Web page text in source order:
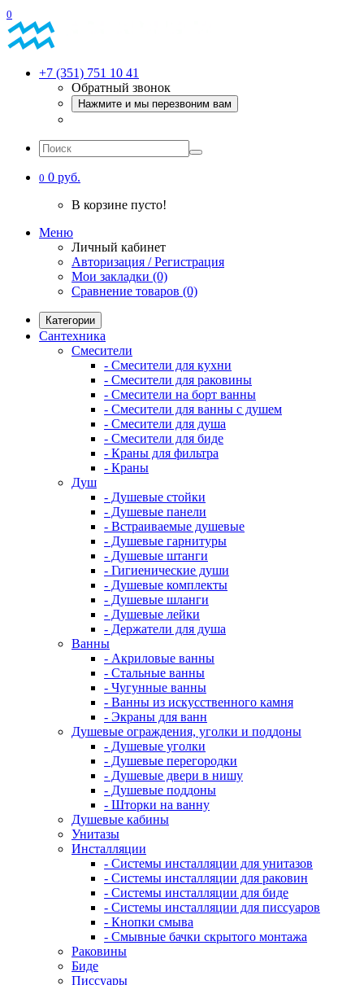
0
+7 (351) 751 10 41
Обратный звонок
Нажмите и мы перезвоним вам
0 0 руб.
В корзине пусто!
Меню
Личный кабинет
Авторизация / Регистрация
Мои закладки (0)
Сравнение товаров (0)
Категории
Сантехника
Смесители
- Смесители для кухни
- Смесители для раковины
- Смесители на борт ванны
- Смесители для ванны с душем
- Смесители для душа
- Смесители для биде
- Краны для фильтра
- Краны
Душ
- Душевые стойки
- Душевые панели
- Встраиваемые душевые
- Душевые гарнитуры
- Душевые штанги
- Гигиенические души
- Душевые комплекты
- Душевые шланги
- Душевые лейки
- Держатели для душа
Ванны
- Акриловые ванны
- Стальные ванны
- Чугунные ванны
- Ванны из искусственного камня
- Экраны для ванн
Душевые ограждения, уголки и поддоны
- Душевые уголки
- Душевые перегородки
- Душевые двери в нишу
- Душевые поддоны
- Шторки на ванну
Душевые кабины
Унитазы
Инсталляции
- Системы инсталляции для унитазов
- Системы инсталляции для раковин
- Системы инсталляции для биде
- Системы инсталляции для писсуаров
- Кнопки смыва
- Смывные бачки скрытого монтажа
Раковины
Биде
Писсуары